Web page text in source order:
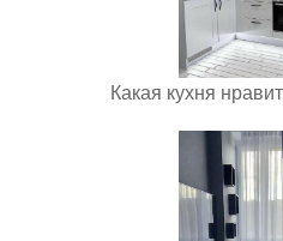
Какая кухня